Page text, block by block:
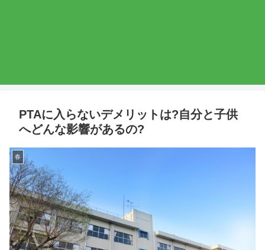
PTAに入らないデメリットは?自分と子供
へどんな影響があるの?
春